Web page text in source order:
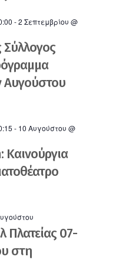
-2 Σεπτεμβρίου @
Σύλλογος
- 10 Αυγούστου @
Πλατείας 07-
στη